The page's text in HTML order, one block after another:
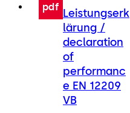
pdf Leistungserk
lärung /
declaration
of
performanc
e EN 12209
VB